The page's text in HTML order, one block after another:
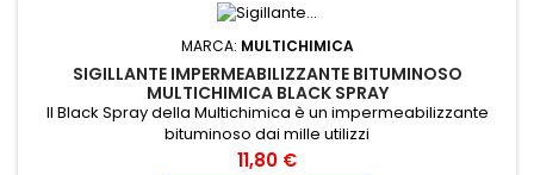
MARCA: MULTICHIMICA
SIGILLANTE IMPERMEABILIZZANTE BITUMINOSO
MULTICHIMICA BLACK SPRAY
Il Black Spray della Multichimica è un impermeabilizzante
bituminoso dai mille utilizzi
Prezzo
11,80 €